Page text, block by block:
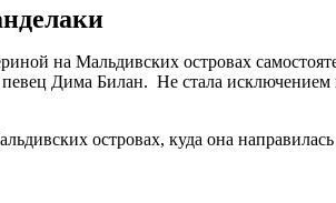
на Мальдивских островах
Дима Билан. Не стала исключением
островах, куда она